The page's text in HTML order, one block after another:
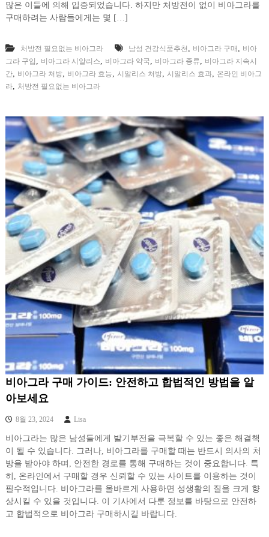
많은 이들에 의해 입증되었습니다. 하지만 처방전이 없이 비아그라를
구매하려는 사람들에게는 몇 […]
처방전 필요없는 비아그라 남성 건강식품추천 , 비아그라 구매 , 비아
그라 구입 , 비아그라 시알리스, 비아그라 약국, 비아그라 종류, 비아그라 지속시
간, 비아그라 처방, 비아그라 효능, 시알리스 처방, 시알리스 효과, 온라인 비아그
라, 처방전 필요없는 비아그라
비아그라 구매 가이드: 안전하고 합법적인 방법을 알
아보세요
8월 23, 2024 Lisa
비아그라는 많은 남성들에게 발기부전을 극복할 수 있는 좋은 해결책
이 될 수 있습니다. 그러나, 비아그라를 구매할 때는 반드시 의사의 처
방을 받아야 하며, 안전한 경로를 통해 구매하는 것이 중요합니다. 특
히, 온라인에서 구매할 경우 신뢰할 수 있는 사이트를 이용하는 것이
필수적입니다. 비아그라를 올바르게 사용하면 성생활의 질을 크게 향
상시킬 수 있을 것입니다. 이 기사에서 다룬 정보를 바탕으로 안전하
고 합법적으로 비아그라 구매하시길 바랍니다.